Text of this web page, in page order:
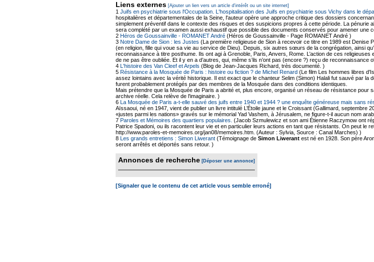
Liens externes [Ajouter un lien vers un article d'intérêt ou un site internet]
1 Juifs en psychiatrie sous l'Occupation. L'hospitalisation des Juifs en psychiatrie sous Vichy dans le
hospitalières et départementales de la Seine, l'auteur opère une approche critique des dossiers
simplement préventif dans le contexte des risques et des suspicions propres à cette période. La pénurie
sera complété par un examen aussi exhaustif que possible des documents conservés pour amener une
2 Héros de Goussainville - ROMANET André (Héros de Goussainville - Page ROMANET André )
3 Notre Dame de Sion : les Justes (La première religieuse de Sion à recevoir ce titre en 1989 est Denise
(en religion, fille qui voue sa vie au service de Dieu). Depuis, six autres sœurs de la congrégation, ainsi
reconnaissance à titre posthume. Ils ont agi à Grenoble, Paris, Anvers, Rome. L’action de ces
de ne pas être oubliée. Et il y en a d’autres, qui, même s’ils n’ont pas (encore ?) reçu de
4 L'histoire des Van Cleef et Arpels (Blog de Jean-Jacques Richard, très documenté. )
5 Résistance à la Mosquée de Paris : histoire ou fiction ? de Michel Renard (Le film Les hommes libres
assez lointains avec la vérité historique. Il est exact que le chanteur Selim (Simon) Halali fut sauvé par
furent probablement protégés par des membres de la Mosquée dans des conditions identiques.
Mais prétendre que la Mosquée de Paris a abrité et, plus encore, organisé un réseau de résistance
archive réelle. Cela relève de l'imaginaire. )
6 La Mosquée de Paris a-t-elle sauvé des juifs entre 1940 et 1944 ? une enquête généreuse mais sans
Aïssaoui, né en 1947, vient de publier un livre intitulé L’Étoile jaune et le Croissant (Gallimard, septembre
«justes parmi les nations» gravés sur le mémorial Yad Vashem, à Jérusalem, ne figure-t-il aucun nom
7 Paroles et Mémoires des quartiers populaires. (Jacob Szmulewicz et son ami Étienne Raczymow ont
Patrice Spadoni, ou ils racontent leur vie et en particulier leurs actions en tant que résistants. On peut le
http://www.paroles-et-memoires.org/jan08/memoires.htm. (Auteur : Sylvia, Source : Canal Marches) )
8 Les grands entretiens : Simon Liwerant (Témoignage de Simon Liwerant est né en 1928. Son père
seront arrêtés et déportés sans retour. )
Annonces de recherche [Déposer une annonce]
[Signaler que le contenu de cet article vous semble erroné]